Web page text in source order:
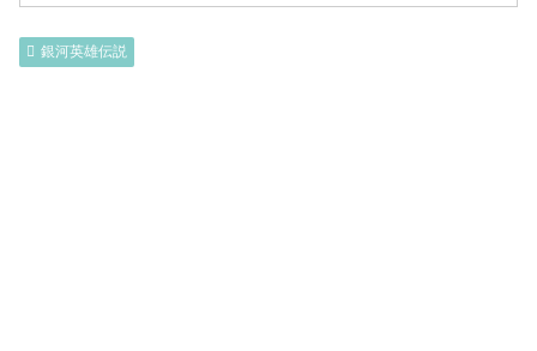
陸艦で接舷、白兵戦へ～
銀河英雄伝説